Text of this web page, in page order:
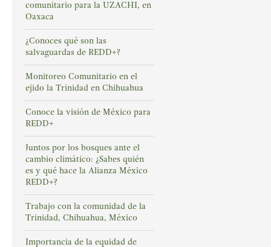
comunitario para la UZACHI, en
Oaxaca
¿Conoces qué son las
salvaguardas de REDD+?
Monitoreo Comunitario en el
ejido la Trinidad en Chihuahua
Conoce la visión de México para
REDD+
Juntos por los bosques ante el
cambio climático: ¿Sabes quién
es y qué hace la Alianza México
REDD+?
Trabajo con la comunidad de la
Trinidad, Chihuahua, México
Importancia de la equidad de